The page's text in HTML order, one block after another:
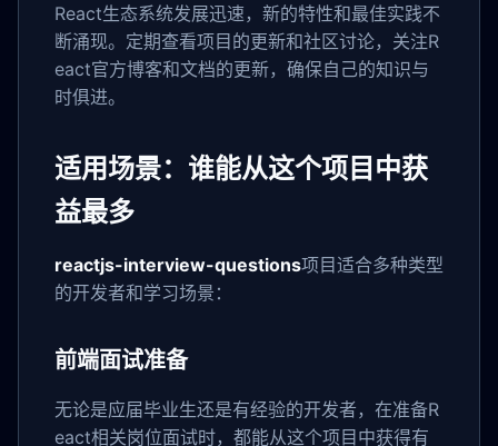
React生态系统发展迅速，新的特性和最佳实践不
断涌现。定期查看项目的更新和社区讨论，关注R
eact官方博客和文档的更新，确保自己的知识与
时俱进。
适用场景：谁能从这个项目中获
益最多
reactjs-interview-questions项目适合多种类型
的开发者和学习场景：
前端面试准备
无论是应届毕业生还是有经验的开发者，在准备R
eact相关岗位面试时，都能从这个项目中获得有